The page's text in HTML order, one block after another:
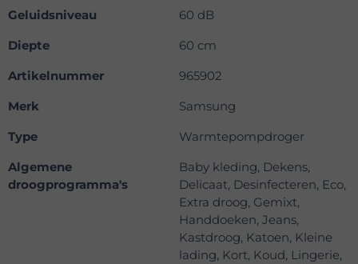
Geluidsniveau
60 dB
Diepte
60 cm
Artikelnummer
965902
Merk
Samsung
Type
Warmtepompdroger
Algemene
droogprogramma's
Baby kleding, Dekens,
Delicaat, Desinfecteren, Eco,
Extra droog, Gemixt,
Handdoeken, Jeans,
Kastdroog, Katoen, Kleine
lading, Kort, Koud, Lingerie,